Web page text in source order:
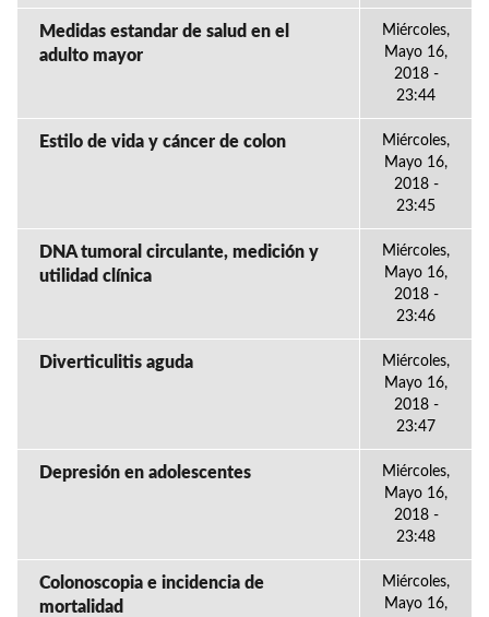
Medidas estandar de salud en el
adulto mayor
Miércoles,
Mayo 16,
2018 -
23:44
Estilo de vida y cáncer de colon
Miércoles,
Mayo 16,
2018 -
23:45
DNA tumoral circulante, medición y
utilidad clínica
Miércoles,
Mayo 16,
2018 -
23:46
Diverticulitis aguda
Miércoles,
Mayo 16,
2018 -
23:47
Depresión en adolescentes
Miércoles,
Mayo 16,
2018 -
23:48
Colonoscopia e incidencia de
mortalidad
Miércoles,
Mayo 16,